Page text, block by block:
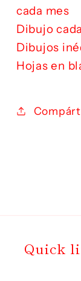
cada mes
Dibujo
Dibujos
Hojas en
Quick